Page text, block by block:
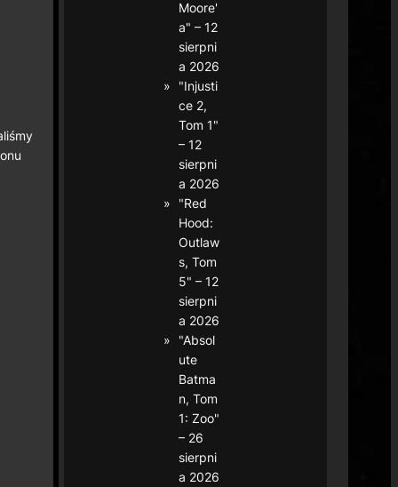
Moore'
a" – 12
sierpni
a 2026
"Injusti
ce 2,
Tom 1"
– 12
sierpni
a 2026
"Red
Hood:
Outlaw
s, Tom
5" – 12
sierpni
a 2026
"Absol
ute
Batma
n, Tom
1: Zoo"
– 26
sierpni
a 2026